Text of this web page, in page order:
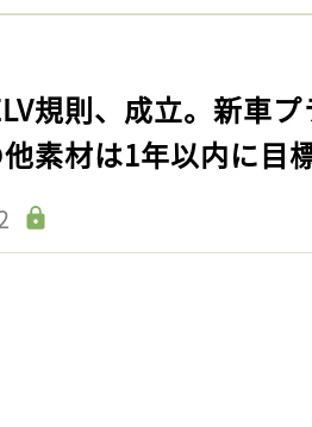
規則、成立。新車
素材は1年以内に目